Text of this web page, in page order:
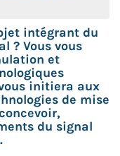
intégrant du
? Vous vous
et
initiera aux
de mise
du signal